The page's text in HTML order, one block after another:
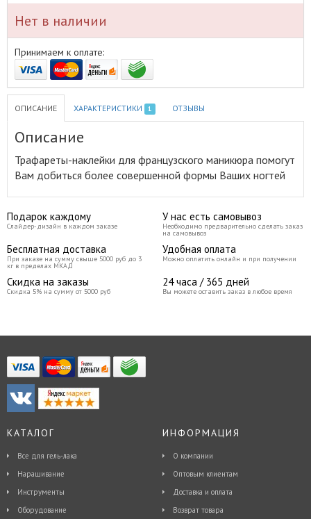
Нет в наличии
Принимаем к оплате:
ОПИСАНИЕ ХАРАКТЕРИСТИКИ 1 ОТЗЫВЫ
Описание
Трафареты-наклейки для французcкого маникюра помогут
Вам добиться более совершенной формы Ваших ногтей
Подарок каждому
Слайдер-дизайн в каждом заказе
У нас есть самовывоз
Необходимо предварительно сделать заказ
на самовывоз
Бесплатная доставка
При заказе на сумму свыше 5000 руб до 3
кг в пределах МКАД
Удобная оплата
Можно оплатить онлайн и при получении
Скидка на заказы
Скидка 5% на сумму от 5000 руб
24 часа / 365 дней
Вы можете оставить заказ в любое время
КАТАЛОГ
Все для гель-лака
Наращивание
Инструменты
Оборудование
ИНФОРМАЦИЯ
О компании
Оптовым клиентам
Доставка и оплата
Возврат товара